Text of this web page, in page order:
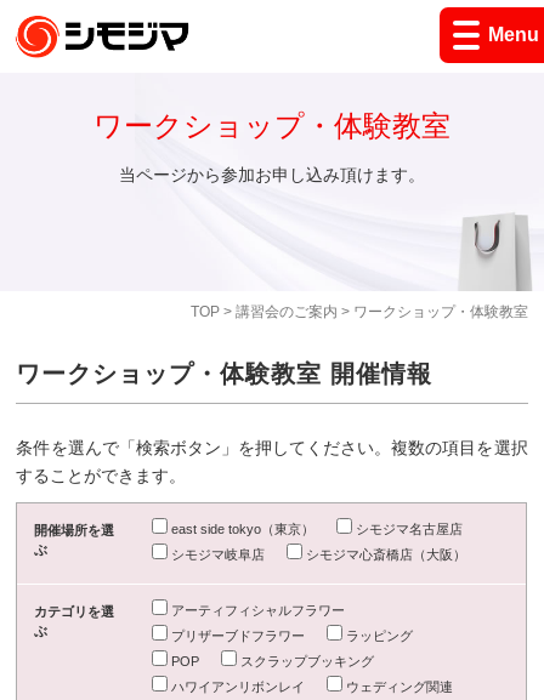
Menu
TOP> 講習会のご案内 > ワークショップ・体験教室
ワークショップ・体験教室
当ページから参加お申し込み頂けます。
ワークショップ・体験教室 開催情報
条件を選んで「検索ボタン」を押してください。複数の項目を選択
することができます。
開催場所を選
ぶ
east side tokyo（東京）
シモジマ名古屋店
シモジマ岐阜店
シモジマ心斎橋店（大阪）
カテゴリを選
ぶ
アーティフィシャルフラワー
プリザーブドフラワー
ラッピング
POP
スクラップブッキング
ハワイアンリボンレイ
ウェディング関連